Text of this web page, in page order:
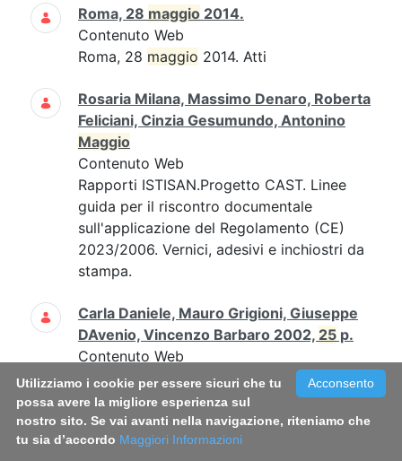
Roma, 28 maggio 2014.
Contenuto Web
Roma, 28 maggio 2014. Atti
Rosaria Milana, Massimo Denaro, Roberta
Feliciani, Cinzia Gesumundo, Antonino
Maggio
Contenuto Web
Rapporti ISTISAN.Progetto CAST. Linee
guida per il riscontro documentale
sull'applicazione del Regolamento (CE)
2023/2006. Vernici, adesivi e inchiostri da
stampa.
Carla Daniele, Mauro Grigioni, Giuseppe
DAvenio, Vincenzo Barbaro 2002, 25 p.
Contenuto Web
Carla Daniele, Mauro Grigioni, Giuseppe
D'Avenio, Vincenzo Barbaro 2002,25
p....Carla Daniele, Mauro Grigioni,
Giuseppe D'Avenio, Vincenzo Barbaro
Acconsento
Utilizziamo i cookie per essere sicuri che tu
possa avere la migliore esperienza sul
nostro sito. Se vai avanti nella navigazione, riteniamo che
tu sia d’accordo Maggiori Informazioni